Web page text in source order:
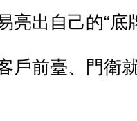
出自己的“底
戶前臺、門衛